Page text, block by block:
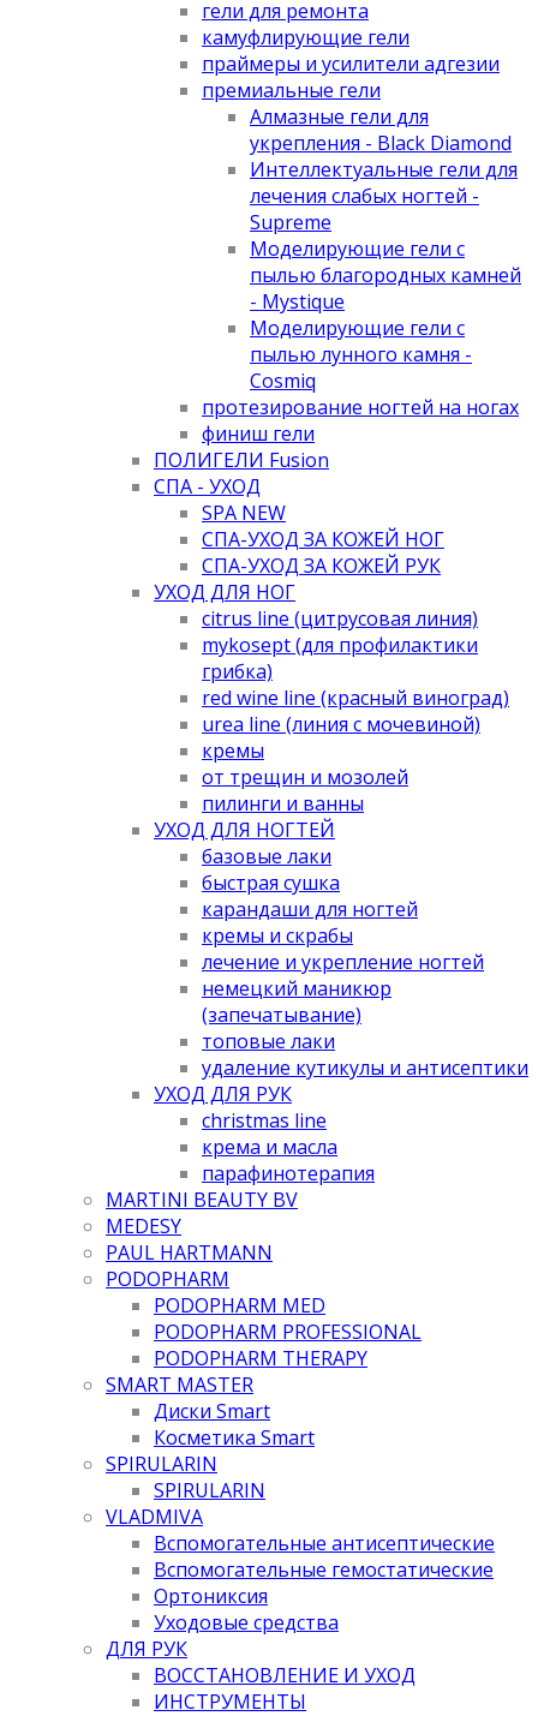
гели для ремонта
камуфлирующие гели
праймеры и усилители адгезии
премиальные гели
Алмазные гели для
укрепления - Black Diamond
Интеллектуальные гели для
лечения слабых ногтей -
Supreme
Моделирующие гели с
пылью благородных камней
- Mystique
Моделирующие гели с
пылью лунного камня -
Cosmiq
протезирование ногтей на ногах
финиш гели
ПОЛИГЕЛИ Fusion
СПА - УХОД
SPA NEW
СПА-УХОД ЗА КОЖЕЙ НОГ
СПА-УХОД ЗА КОЖЕЙ РУК
УХОД ДЛЯ НОГ
citrus line (цитрусовая линия)
mykosept (для профилактики
грибка)
red wine line (красный виноград)
urea line (линия с мочевиной)
кремы
от трещин и мозолей
пилинги и ванны
УХОД ДЛЯ НОГТЕЙ
базовые лаки
быстрая сушка
карандаши для ногтей
кремы и скрабы
лечение и укрепление ногтей
немецкий маникюр
(запечатывание)
топовые лаки
удаление кутикулы и антисептики
УХОД ДЛЯ РУК
christmas line
крема и масла
парафинотерапия
MARTINI BEAUTY BV
MEDESY
PAUL HARTMANN
PODOPHARM
PODOPHARM MED
PODOPHARM PROFESSIONAL
PODOPHARM THERAPY
SMART MASTER
Диски Smart
Косметика Smart
SPIRULARIN
SPIRULARIN
VLADMIVA
Вспомогательные антисептические
Вспомогательные гемостатические
Ортониксия
Уходовые средства
ДЛЯ РУК
ВОССТАНОВЛЕНИЕ И УХОД
ИНСТРУМЕНТЫ